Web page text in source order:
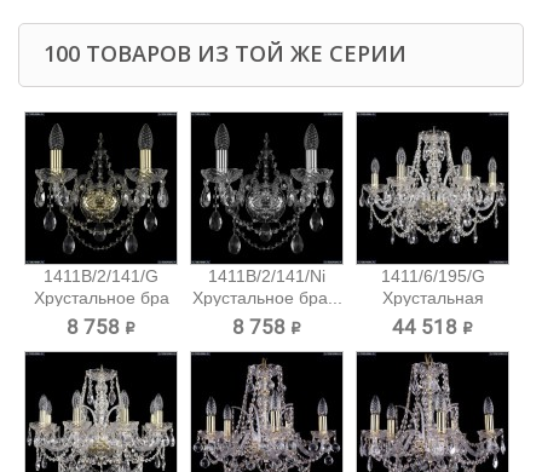
100 ТОВАРОВ ИЗ ТОЙ ЖЕ СЕРИИ
1411B/2/141/G
Хрустальное бра
Bohemia...
8 758 ₽
1411B/2/141/Ni
Хрустальное бра...
8 758 ₽
1411/6/195/G
Хрустальная
подвесная...
44 518 ₽